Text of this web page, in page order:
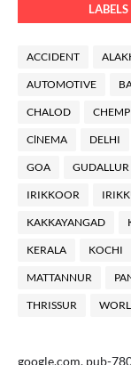
LABELS
ACCIDENT
AUTOMOTIVE
CHALOD
ClNEMA DELHI
GOA GUDALLUR
IRIKKOOR
KAKKAYANGAD
KERALA KOCHI
MATTANNUR
THRISSUR
google.com, pub-